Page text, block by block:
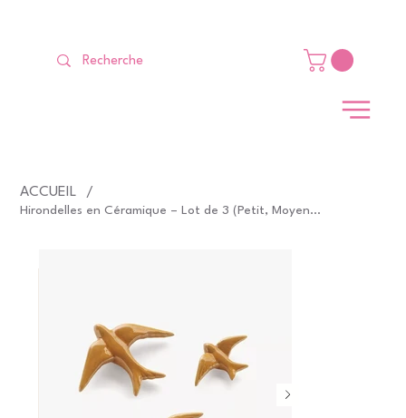
ACCUEIL /
Hirondelles en Céramique – Lot de 3 (Petit, Moyen, Grand)